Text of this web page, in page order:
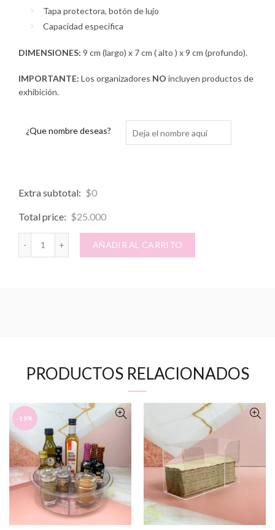
Tapa protectora, botón de lujo
Capacidad especifica
DIMENSIONES: 9 cm (largo) x 7 cm ( alto ) x 9 cm (profundo).
IMPORTANTE: Los organizadores NO incluyen productos de
exhibición.
¿Que nombre deseas?
Extra subtotal: $0
Total price: $25.000
COTTON BOX cantidad
AÑADIR AL CARRITO
PRODUCTOS RELACIONADOS
-19%